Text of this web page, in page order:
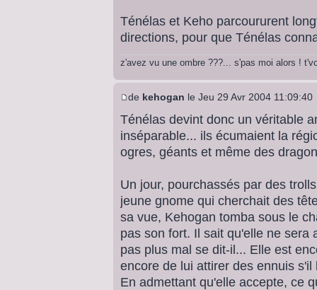
Ténélas et Keho parcoururent
directions, pour que Ténélas
z'avez vu une ombre ???... s'pas moi alors !
de kehogan le Jeu 29 Avr 2004 11:09:40
Ténélas devint donc un véritable
inséparable... ils écumaient la
ogres, géants et même des
Un jour, pourchassés par des
jeune gnome qui cherchait des
sa vue, Kehogan tomba sous le
pas son fort. Il sait qu'elle ne sera
pas plus mal se dit-il... Elle est
encore de lui attirer des ennuis
En admettant qu'elle accepte, ce